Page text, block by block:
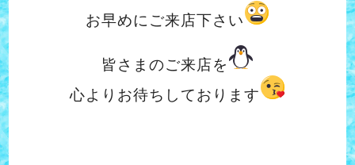
お早めにご来店下さい
皆さまのご来店を
心よりお待ちしております